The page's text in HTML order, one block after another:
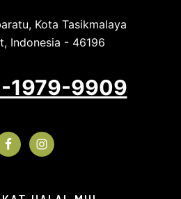
Kota Tasikmalaya
Indonesia - 46196
1979-9909